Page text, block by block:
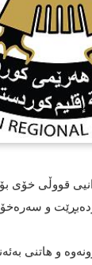
قووڵى خۆى
و
و هاتنى